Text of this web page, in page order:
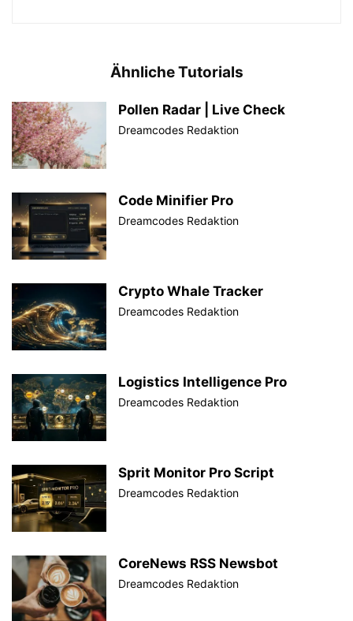
Ähnliche Tutorials
Pollen Radar | Live Check
Dreamcodes Redaktion
Code Minifier Pro
Dreamcodes Redaktion
Crypto Whale Tracker
Dreamcodes Redaktion
Logistics Intelligence Pro
Dreamcodes Redaktion
Sprit Monitor Pro Script
Dreamcodes Redaktion
CoreNews RSS Newsbot
Dreamcodes Redaktion